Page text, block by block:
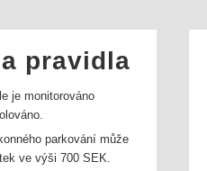
pravidla
je monitorováno
parkování může
ve výši 700 SEK.